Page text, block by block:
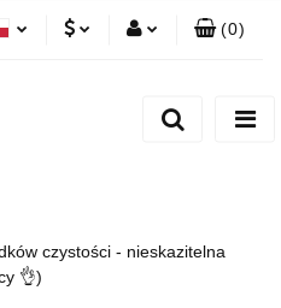
(0)
czystości - nieskazitelna
👌)